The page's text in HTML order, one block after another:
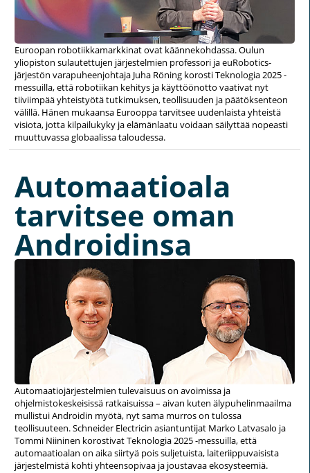
Euroopan robotiikkamarkkinat ovat käännekohdassa. Oulun
yliopiston sulautettujen järjestelmien professori ja euRobotics-
järjestön varapuheenjohtaja Juha Röning korosti Teknologia 2025 -
messuilla, että robotiikan kehitys ja käyttöönotto vaativat nyt
tiiviimpää yhteistyötä tutkimuksen, teollisuuden ja päätöksenteon
välillä. Hänen mukaansa Eurooppa tarvitsee uudenlaista yhteistä
visiota, jotta kilpailukyky ja elämänlaatu voidaan säilyttää nopeasti
muuttuvassa globaalissa taloudessa.
Automaatioala
tarvitsee oman
Androidinsa
Automaatiojärjestelmien tulevaisuus on avoimissa ja
ohjelmistokeskeisissä ratkaisuissa – aivan kuten älypuhelinmaailma
mullistui Androidin myötä, nyt sama murros on tulossa
teollisuuteen. Schneider Electricin asiantuntijat Marko Latvasalo ja
Tommi Niininen korostivat Teknologia 2025 -messuilla, että
automaatioalan on aika siirtyä pois suljetuista, laiteriippuvaisista
järjestelmistä kohti yhteensopivaa ja joustavaa ekosysteemiä.